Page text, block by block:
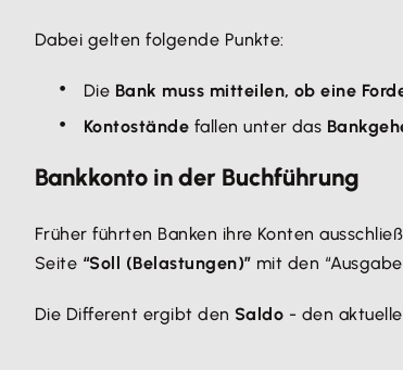
Dabei gelten folgende Punkte:
Die Bank muss mitteilen, ob eine
Kontostände fallen unter das
Bankkonto in der Buchführung
Früher führten Banken ihre Konten
Seite “Soll (Belastungen)” mit den
Die Different ergibt den Saldo - den